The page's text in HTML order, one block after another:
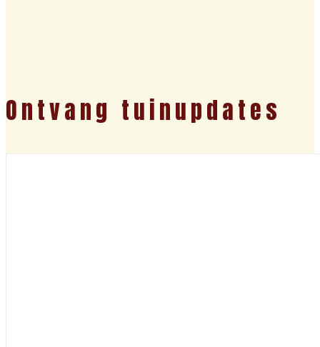
Ontvang tuinupdates